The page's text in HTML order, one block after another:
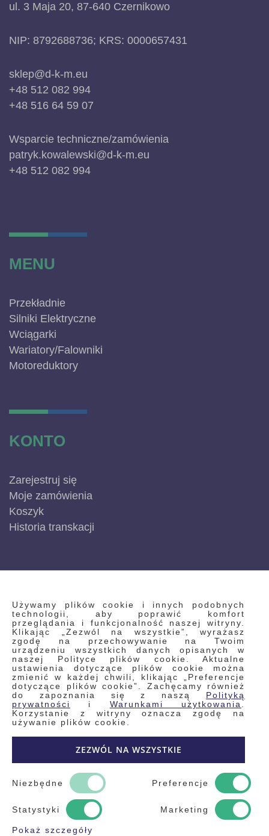
Używamy plików cookie i innych podobnych
technologii, aby poprawić komfort
przeglądania i funkcjonalność naszej witryny.
Klikając „Zezwól na wszystkie”, wyrażasz
zgodę na przechowywanie na Twoim
urządzeniu wszystkich danych opisanych w
naszej Polityce plików cookie. Aktualne
ustawienia dotyczące plików cookie można
zmienić w każdej chwili, klikając „Preferencje
dotyczące plików cookie”. Zachęcamy również
do zapoznania się z naszą Polityką
prywatności
i Warunkami użytkowania
Korzystanie z witryny oznacza zgodę na
używanie plików cookie.
ZEZWÓL NA WSZYSTKIE
Niezbędne Preferencje
Statystyki Marketing
Pokaż szczegóły
ul. 3 Maja 20, 87-640 Czernikowo
NIP: 8792688736; KRS: 0000657431
sklep@d-k-m.eu
+48 512 082 994
+48 516 64 59 07
Wsparcie techniczne/zamówienia
patryk.kowalewski@d-k-m.eu
+48 512 082 994
MENU
Przekładnie
Silniki Elektryczne
Wciągarki
Wariatory/Falowniki
Motoreduktory
KONTO
Zarejestruj się
Moje zamówienia
Koszyk
Historia transkacji
INFORMACJE
Regulamin
Polityka prywatności i pliki cookie
Wyszukiwane frazy
Wyszukiwanie zaawansowane
Zamówienia
Skontaktuj się z nami
Odstąp od umowy
Kontakt